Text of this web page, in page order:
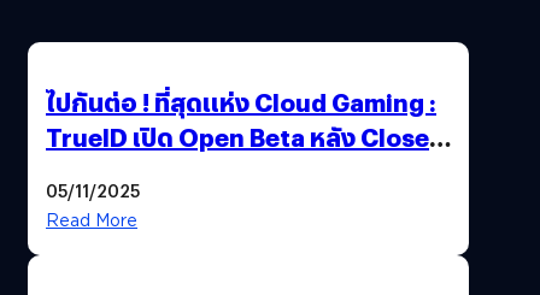
ไปกันต่อ ! ที่สุดแห่ง Cloud Gaming :
TrueID เปิด Open Beta หลัง Close
Thailand Game Show 2025 ทะลุ 15
05/11/2025
Read More